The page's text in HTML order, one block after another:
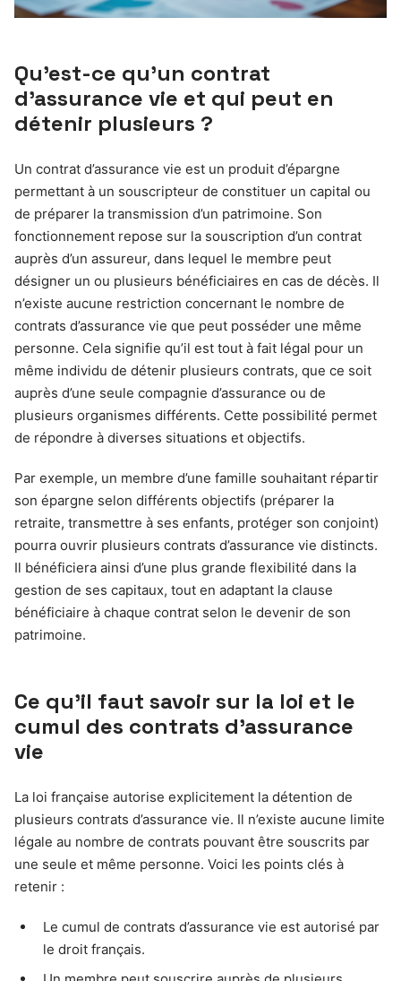
Qu’est-ce qu’un contrat
d’assurance vie et qui peut en
détenir plusieurs ?
Un contrat d’assurance vie est un produit d’épargne
permettant à un souscripteur de constituer un capital ou
de préparer la transmission d’un patrimoine. Son
fonctionnement repose sur la souscription d’un contrat
auprès d’un assureur, dans lequel le membre peut
désigner un ou plusieurs bénéficiaires en cas de décès. Il
n’existe aucune restriction concernant le nombre de
contrats d’assurance vie que peut posséder une même
personne. Cela signifie qu’il est tout à fait légal pour un
même individu de détenir plusieurs contrats, que ce soit
auprès d’une seule compagnie d’assurance ou de
plusieurs organismes différents. Cette possibilité permet
de répondre à diverses situations et objectifs.
Par exemple, un membre d’une famille souhaitant répartir
son épargne selon différents objectifs (préparer la
retraite, transmettre à ses enfants, protéger son conjoint)
pourra ouvrir plusieurs contrats d’assurance vie distincts.
Il bénéficiera ainsi d’une plus grande flexibilité dans la
gestion de ses capitaux, tout en adaptant la clause
bénéficiaire à chaque contrat selon le devenir de son
patrimoine.
Ce qu’il faut savoir sur la loi et le
cumul des contrats d’assurance
vie
La loi française autorise explicitement la détention de
plusieurs contrats d’assurance vie. Il n’existe aucune limite
légale au nombre de contrats pouvant être souscrits par
une seule et même personne. Voici les points clés à
retenir :
Le cumul de contrats d’assurance vie est autorisé par
le droit français.